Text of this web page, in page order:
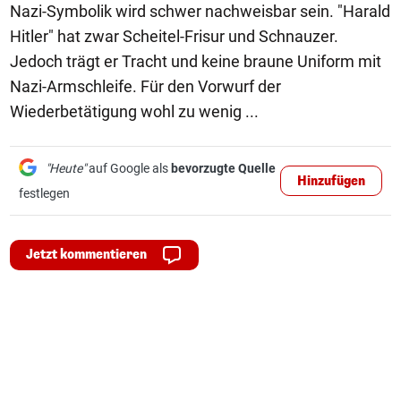
Nazi-Symbolik wird schwer nachweisbar sein. "Harald
Hitler" hat zwar Scheitel-Frisur und Schnauzer.
Jedoch trägt er Tracht und keine braune Uniform mit
Nazi-Armschleife. Für den Vorwurf der
Wiederbetätigung wohl zu wenig ...
"Heute"auf Google als bevorzugte Quelle
festlegen
Hinzufügen
Jetzt kommentieren